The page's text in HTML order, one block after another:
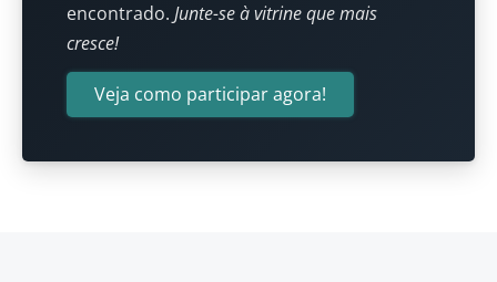
encontrado. Junte-se à vitrine que mais
cresce!
Veja como participar agora!